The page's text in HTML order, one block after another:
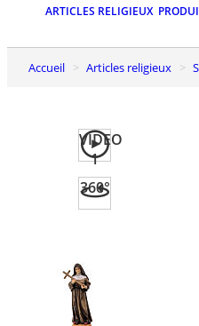
ARTICLES RELIGIEUX
Accueil Articles religieux
VIDEO
1
360°